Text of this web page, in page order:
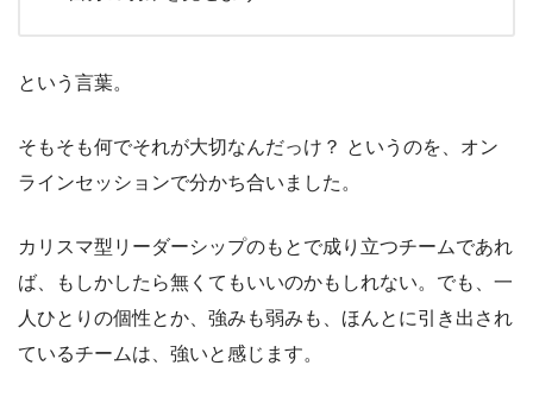
という言葉。
そもそも何でそれが大切なんだっけ？ というのを、オン
ラインセッションで分かち合いました。
カリスマ型リーダーシップのもとで成り立つチームであれ
ば、もしかしたら無くてもいいのかもしれない。でも、一
人ひとりの個性とか、強みも弱みも、ほんとに引き出され
ているチームは、強いと感じます。